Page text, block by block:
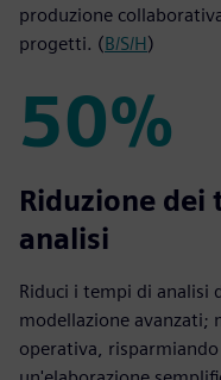
produzione
progetti. (B/S/H)
50%
50%
Riduzione dei
analisi
Riduci i tempi di analisi
modellazione avanzati;
operativa,